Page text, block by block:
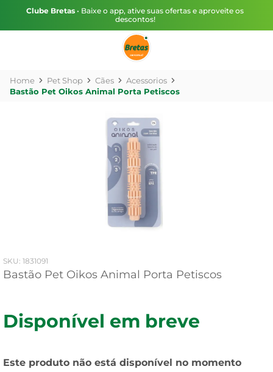
Clube Bretas • Baixe o app, ative suas ofertas e aproveite os
descontos!
Pet Shop Cães
Acessorios
Bastão Pet Oikos Animal Porta Petiscos
: 1831091
Bastão Pet Oikos Animal Porta Petiscos
Disponível em breve
Este produto não está disponível no momento